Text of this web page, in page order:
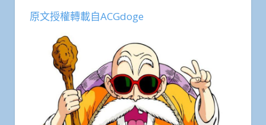
原文授權轉載自ACGdoge